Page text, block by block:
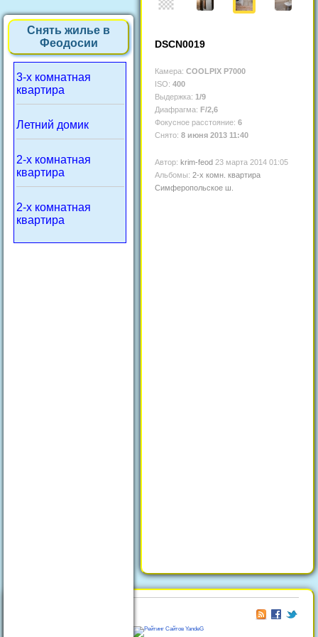
Снять жилье в
Феодосии
3-х комнатная
квартира
Летний домик
2-х комнатная
квартира
2-х комнатная
квартира
DSCN0019
Камера: COOLPIX P7000
ISO: 400
Выдержка: 1/9
Диафрагма: F/2,6
Фокусное расстояние: 6
Снято: 8 июня 2013 11:40
Автор: krim-feod 23 марта 2014 01:05
Альбомы: 2-х комн. квартира
Симферопольское ш.